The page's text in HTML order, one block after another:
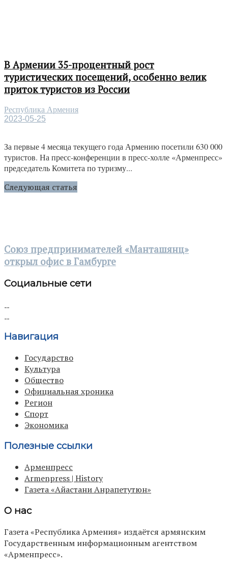
В Армении 35-процентный рост
туристических посещений, особенно велик
приток туристов из России
Республика Армения
2023-05-25
За первые 4 месяца текущего года Армению посетили 630 000
туристов. На пресс-конференции в пресс-холле «Арменпресс»
председатель Комитета по туризму...
Следующая статья
Союз предпринимателей «Манташянц»
открыл офис в Гамбурге
Социальные сети
Навигация
Государство
Культура
Общество
Официальная хроника
Регион
Спорт
Экономика
Полезные ссылки
Арменпресс
Armenpress | History
Газета «Айастани Анрапетутюн»
О нас
Газета «Республика Армения» издаётся армянским
Государственным информационным агентством
«Арменпресс».